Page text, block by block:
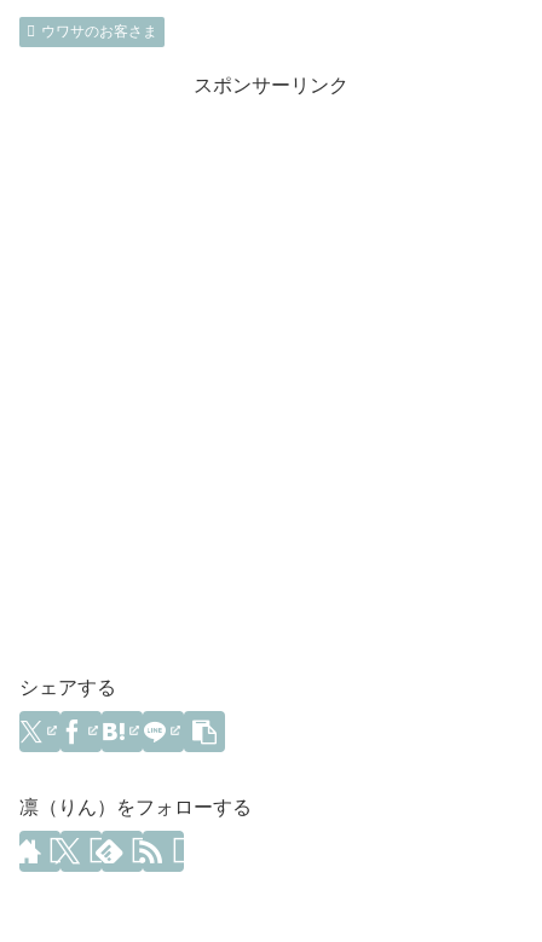
ウワサのお客さま
スポンサーリンク
シェアする
凛（りん）をフォローする